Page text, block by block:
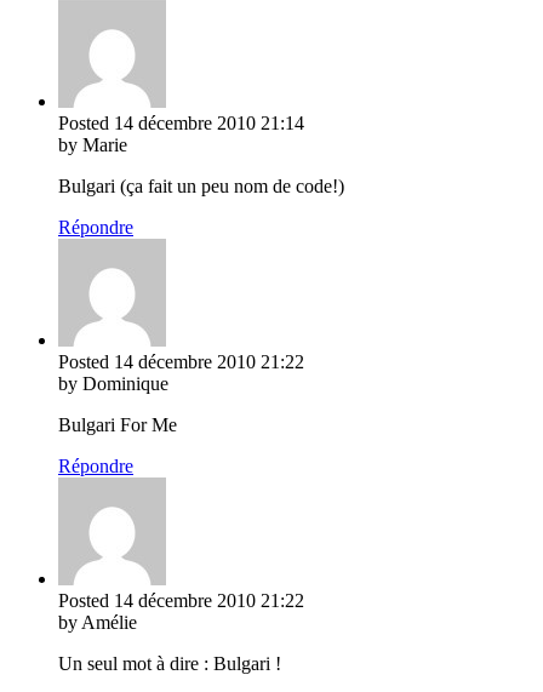
Posted 14 décembre 2010 21:14
by Marie
Bulgari (ça fait un peu nom de code!)
Répondre
Posted 14 décembre 2010 21:22
by Dominique
Bulgari For Me
Répondre
Posted 14 décembre 2010 21:22
by Amélie
Un seul mot à dire : Bulgari !